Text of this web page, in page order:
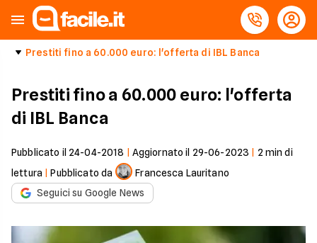
Prestiti fino a 60.000 euro: l'offerta di IBL Banca
Prestiti fino a 60.000 euro: l'offerta
di IBL Banca
Pubblicato il 24-04-2018 Aggiornato il 29-06-2023 2 min di
lettura |Pubblicato da
Francesca Lauritano
Seguici su Google News